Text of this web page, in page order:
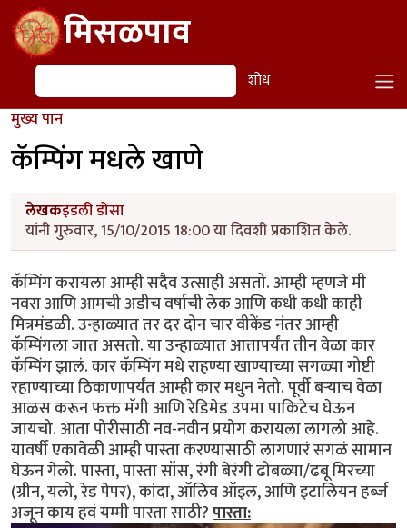
Skip to main contentमिसळपाव
शोध शोध
मुख्य पान
कॅम्पिंग मधले खाणे
लेखकइडली डोसा
यांनी गुरुवार, 15/10/2015 18:00 या दिवशी प्रकाशित केले.
कॅम्पिंग करायला आम्ही सदैव उत्साही असतो. आम्ही म्हणजे मी
नवरा आणि आमची अडीच वर्षाची लेक आणि कधी कधी काही
मित्रमंडळी. उन्हाळ्यात तर दर दोन चार वीकेंड नंतर आम्ही
कॅम्पिंगला जात असतो. या उन्हाळ्यात आत्तापर्यंत तीन वेळा कार
कॅम्पिंग झालं. कार कॅम्पिंग मधे राहण्या खाण्याच्या सगळ्या गोष्टी
रहाण्याच्या ठिकाणापर्यंत आम्ही कार मधुन नेतो. पूर्वी बर्‍याच वेळा
आळस करून फक्त मॅगी आणि रेडिमेड उपमा पाकिटेच घेऊन
जायचो. आता पोरीसाठी नव-नवीन प्रयोग करायला लागलो आहे.
यावर्षी एकावेळी आम्ही पास्ता करण्यासाठी लागणारं सगळं सामान
घेऊन गेलो. पास्ता, पास्ता सॉस, रंगी बेरंगी ढोबळ्या/ढबू मिरच्या
(ग्रीन, यलो, रेड पेपर), कांदा, ऑलिव ऑइल, आणि इटालियन हर्ब्ज
अजून काय हवं यम्मी पास्ता साठी?पास्ता: